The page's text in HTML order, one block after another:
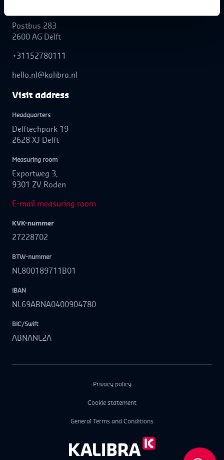
Postbus 283
2600 AG Delft
+31152780111
hello.nl@kalibra.nl
Visit address
Headquarters
Delftechpark 19
2628 XJ Delft
Measuring room
Exportweg 3,
9301 ZV Roden
E-mail measuring room
KVK-nummer
27228702
BTW-nummer
NL800189711B01
IBAN
NL69ABNA0400904780
BIC/Swift
ABNANL2A
Privacy policy
Cookie statement
General Terms and Conditions